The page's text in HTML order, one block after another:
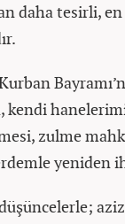
daha tesirli,
kendi
zulme
yeniden